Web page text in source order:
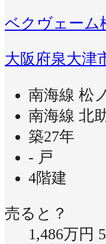
ベクヴェーム
大阪府泉大津
南海線 松
南海線 北
築27年
- 戸
4階建
売ると？
1,486万円